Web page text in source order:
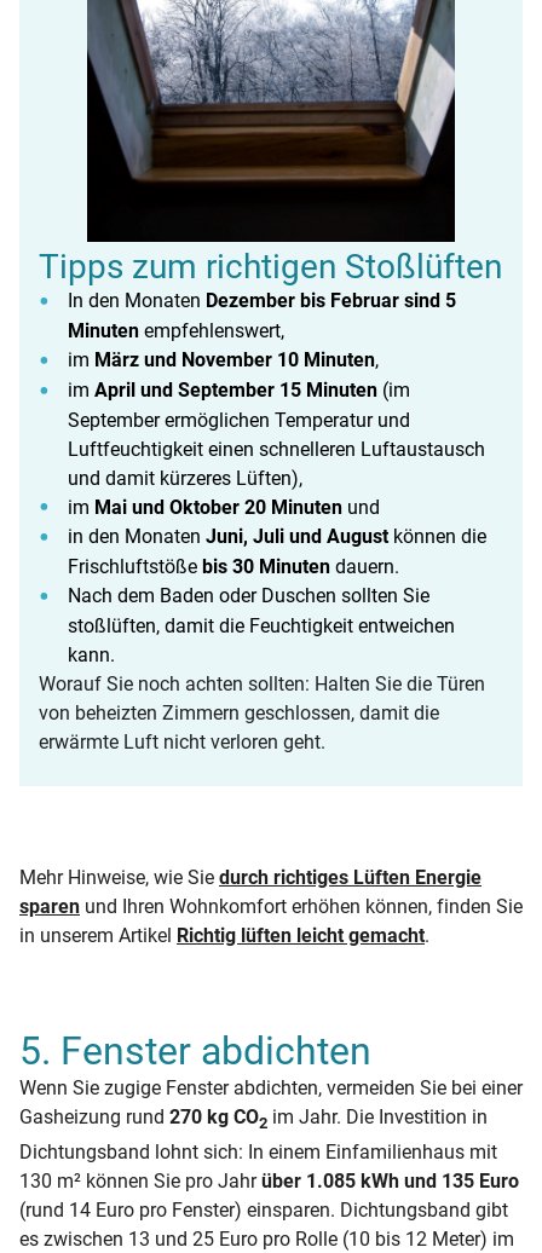
Tipps zum richtigen Stoßlüften
In den Monaten Dezember bis Februar sind 5
Minuten empfehlenswert,
im März und November 10 Minuten,
im April und September 15 Minuten (im
September ermöglichen Temperatur und
Luftfeuchtigkeit einen schnelleren Luftaustausch
und damit kürzeres Lüften),
im Mai und Oktober 20 Minuten und
in den Monaten Juni, Juli und Augustkönnen die
Frischluftstöße bis 30 Minuten dauern.
Nach dem Baden oder Duschen sollten Sie
stoßlüften, damit die Feuchtigkeit entweichen
kann.
Worauf Sie noch achten sollten: Halten Sie die Türen
von beheizten Zimmern geschlossen, damit die
erwärmte Luft nicht verloren geht.
Mehr Hinweise, wie Sie durch richtiges Lüften Energie
sparen und Ihren Wohnkomfort erhöhen können, finden Sie
in unserem Artikel Richtig lüften leicht gemacht.
5. Fenster abdichten
Wenn Sie zugige Fenster abdichten, vermeiden Sie bei einer
Gasheizung rund 270 kg CO2 im Jahr. Die Investition in
Dichtungsband lohnt sich: In einem Einfamilienhaus mit
130 m² können Sie pro Jahrüber 1.085 kWh und 135 Euro
(rund 14 Euro pro Fenster) einsparen. Dichtungsband gibt
es zwischen 13 und 25 Euro pro Rolle (10 bis 12 Meter) im